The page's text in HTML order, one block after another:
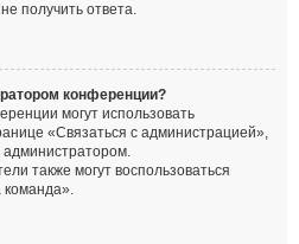
получить ответа.
конференции?
могут использовать
«Связаться с администрацией»,
также могут воспользоваться
команда».